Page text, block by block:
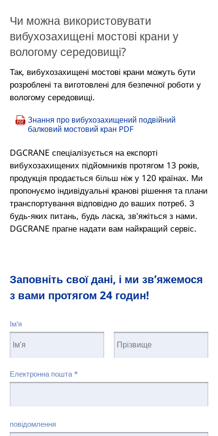
Чи можна використовувати
вибухозахищені мостові крани у
вологому середовищі?
Так, вибухозахищені мостові крани можуть бути
розроблені та виготовлені для безпечної роботи у
вологому середовищі.
Знання про вибухозахищений подвійний
балковий мостовий кран PDF
DGCRANE спеціалізується на експорті
вибухозахищених підйомників протягом 13 років,
продукція продається більш ніж у 120 країнах. Ми
пропонуємо індивідуальні кранові рішення та плани
транспортування відповідно до ваших потреб. З
будь-яких питань, будь ласка, зв'яжіться з нами.
DGCRANE прагне надати вам найкращий сервіс.
Заповніть свої дані, і ми зв’яжемося
з вами протягом 24 годин!
Ім'я
Електронна пошта*
повідомлення